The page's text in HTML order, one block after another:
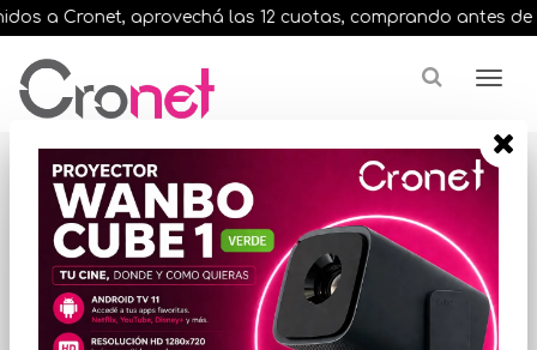
a Cronet, aprovechá las 12 cuotas, comprando antes de
Resultados para "brother dcp 1617nw"
¿Buscas una marca en especial?